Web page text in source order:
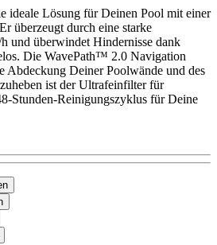
ideale Lösung für Deinen Pool mit einer
überzeugt durch eine starke
und überwindet Hindernisse dank
Die WavePath™ 2.0 Navigation
Abdeckung Deiner Poolwände und des
ist der Ultrafeinfilter für
Stunden-Reinigungszyklus für Deine